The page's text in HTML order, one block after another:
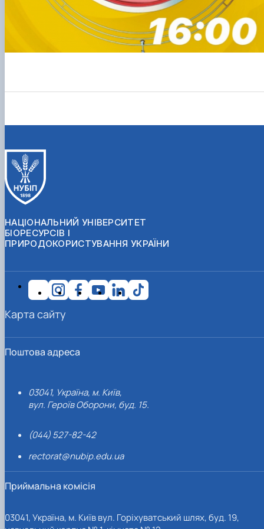
НАЦІОНАЛЬНИЙ УНІВЕРСИТЕТ
БІОРЕСУРСІВ І
ПРИРОДОКОРИСТУВАННЯ УКРАЇНИ
Поштова адреса
03041, Україна, м. Київ,
вул. Героїв Оборони, буд. 15.
(044) 527-82-42
rectorat@nubip.edu.ua
Приймальна комісія
03041, Україна, м. Київ вул. Горіхуватський шлях, буд. 19,
Карта сайту